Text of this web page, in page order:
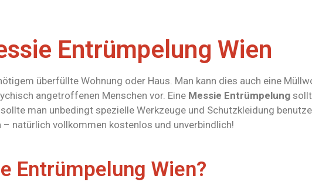
Entrümpelung Wien
überfüllte Wohnung oder Haus. Man kann dies auch eine
angetroffenen Menschen vor. Eine Messie Entrümpelung
man unbedingt spezielle Werkzeuge und Schutzkleidung
natürlich vollkommen kostenlos und unverbindlich!
Entrümpelung Wien?